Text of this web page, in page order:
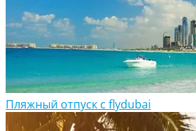
Пляжный отпуск с flydubai